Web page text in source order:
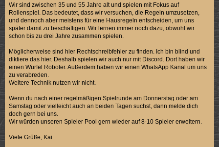
Wir sind zwischen 35 und 55 Jahre alt und spielen mit Fokus auf
Rollenspiel. Das bedeutet, dass wir versuchen, die Regeln umzusetzen,
und dennoch aber meistens für eine Hausregeln entscheiden, um uns
später damit zu beschäftigen. Wir lernen immer noch dazu, obwohl wir
schon bis zu drei Jahre zusammen spielen.
Möglicherweise sind hier Rechtschreibfehler zu finden. Ich bin blind und
diktiere das hier. Deshalb spielen wir auch nur mit Discord. Dort haben wir
einen Würfel Roboter. Außerdem haben wir einen WhatsApp Kanal um uns
zu verabreden.
Weitere Technik nutzen wir nicht.
Wenn du nach einer regelmäßigen Spielrunde am Donnerstag oder am
Samstag oder vielleicht auch an beiden Tagen suchst, dann melde dich
doch gern bei uns.
Wir würden unseren Spieler Pool gern wieder auf 8-10 Spieler erweitern.
Viele Grüße, Kai